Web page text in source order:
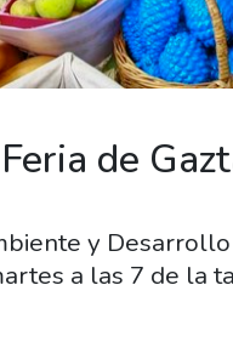
de
y
a las 7 de la